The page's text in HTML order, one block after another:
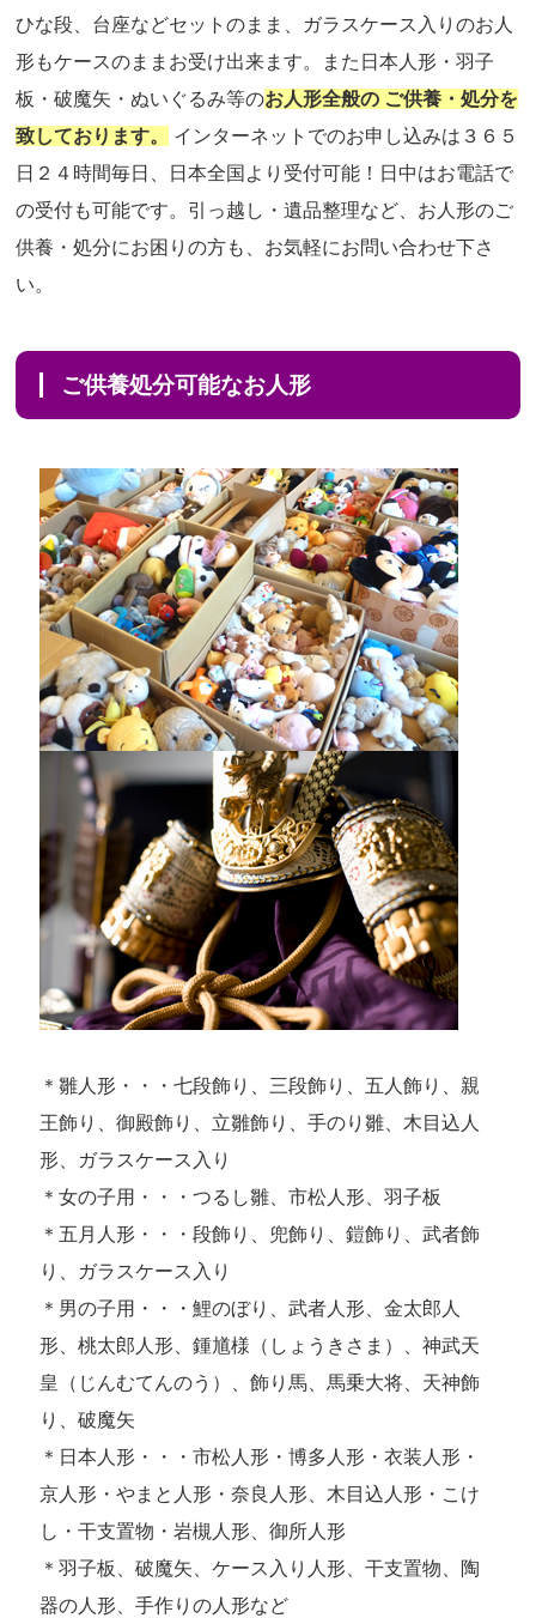
ひな段、台座などセットのまま、ガラスケース入りのお人
形もケースのままお受け出来ます。また日本人形・羽子
板・破魔矢・ぬいぐるみ等のお人形全般の ご供養・処分を
致しております。
インターネットでのお申し込みは３６５
日２４時間毎日、日本全国より受付可能！日中はお電話で
の受付も可能です。引っ越し・遺品整理など、お人形のご
供養・処分にお困りの方も、お気軽にお問い合わせ下さ
い。
ご供養処分可能なお人形
＊雛人形・・・七段飾り、三段飾り、五人飾り、親
王飾り、御殿飾り、立雛飾り、手のり雛、木目込人
形、ガラスケース入り
＊女の子用・・・つるし雛、市松人形、羽子板
＊五月人形・・・段飾り、兜飾り、鎧飾り、武者飾
り、ガラスケース入り
＊男の子用・・・鯉のぼり、武者人形、金太郎人
形、桃太郎人形、鍾馗様（しょうきさま）、神武天
皇（じんむてんのう）、飾り馬、馬乗大将、天神飾
り、破魔矢
＊日本人形・・・市松人形・博多人形・衣装人形・
京人形・やまと人形・奈良人形、木目込人形・こけ
し・干支置物・岩槻人形、御所人形
＊羽子板、破魔矢、ケース入り人形、干支置物、陶
器の人形、手作りの人形など